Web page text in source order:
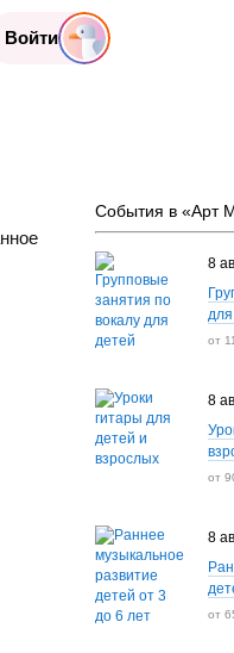
Войти
14 авг.
Регистрация
15
9:30
Арт
События в «Арт
8
от
8
от
8
от